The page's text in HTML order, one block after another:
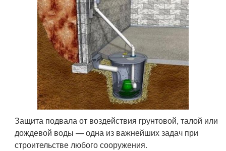
Защита подвала от воздействия грунтовой, талой или
дождевой воды — одна из важнейших задач при
строительстве любого сооружения.